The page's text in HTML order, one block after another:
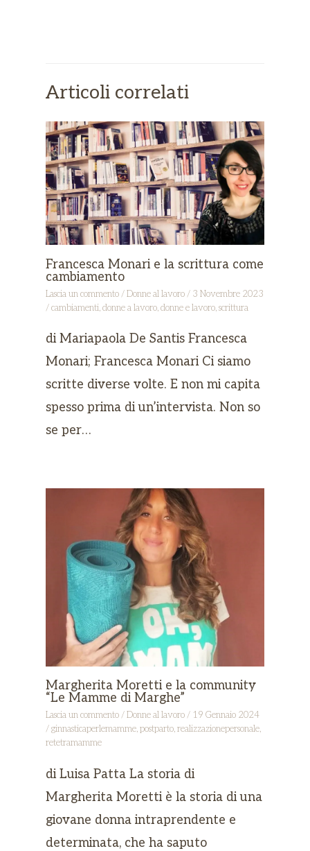
Articoli correlati
Francesca Monari e la scrittura come
cambiamento
Lascia un commento /Donne al lavoro/ 3 Novembre 2023
/cambiamenti,donne a lavoro,donne e lavoro,scrittura
di Mariapaola De Santis Francesca
Monari; Francesca Monari Ci siamo
scritte diverse volte. E non mi capita
spesso prima di un’intervista. Non so
se per…
Margherita Moretti e la community
“Le Mamme di Marghe”
Lascia un commento /Donne al lavoro/ 19 Gennaio 2024
/ginnasticaperlemamme,postparto,realizzazionepersonale,
retetramamme
di Luisa Patta La storia di
Margherita Moretti è la storia di una
giovane donna intraprendente e
determinata, che ha saputo